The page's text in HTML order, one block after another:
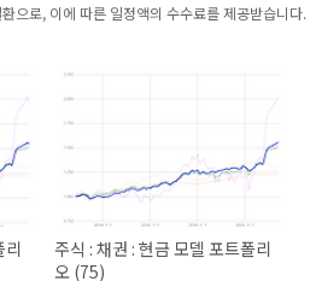
으로, 이에 따른 일정액의 수수료를 제공받습니다.
리
주식 : 채권 : 현금 모델 포트폴리
오 (75)